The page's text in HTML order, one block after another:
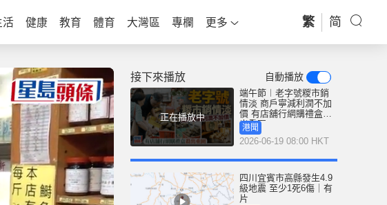
活 健康 教育 體育 大灣區 專欄 更多 繁 简
接下來播放 自動播放
正在播放中
端午節︱老字號糉市銷
情淡 商戶寧減利潤不加
價 有店舖行網購禮盒殺
出重圍
港聞
2026-06-19 08:00 HKT
四川宜賓市高縣發生4.9
級地震 至少1死6傷｜有
片